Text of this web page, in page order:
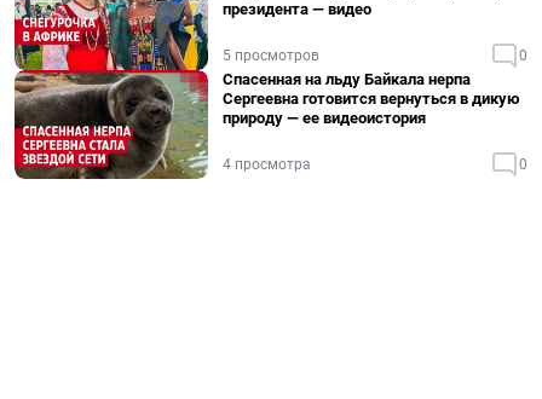
президента — видео
5 просмотров 0
Спасенная на льду Байкала нерпа
Сергеевна готовится вернуться в дикую
природу — ее видеоистория
4 просмотра 0